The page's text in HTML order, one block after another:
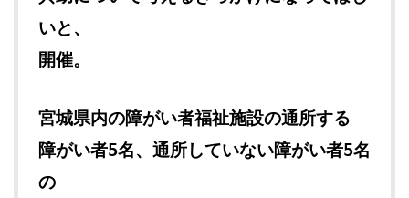
いと、
開催。
宮城県内の障がい者福祉施設の通所する
障がい者5名、通所していない障がい者5名
の